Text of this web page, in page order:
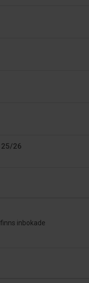
25/26
inbokade